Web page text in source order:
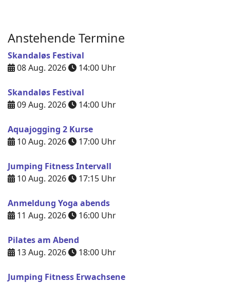
Anstehende Termine
Skandaløs Festival
08 Aug. 2026
14:00 Uhr
Skandaløs Festival
09 Aug. 2026
14:00 Uhr
Aquajogging 2 Kurse
10 Aug. 2026
17:00 Uhr
Jumping Fitness Intervall
10 Aug. 2026
17:15 Uhr
Anmeldung Yoga abends
11 Aug. 2026
16:00 Uhr
Pilates am Abend
13 Aug. 2026
18:00 Uhr
Jumping Fitness Erwachsene